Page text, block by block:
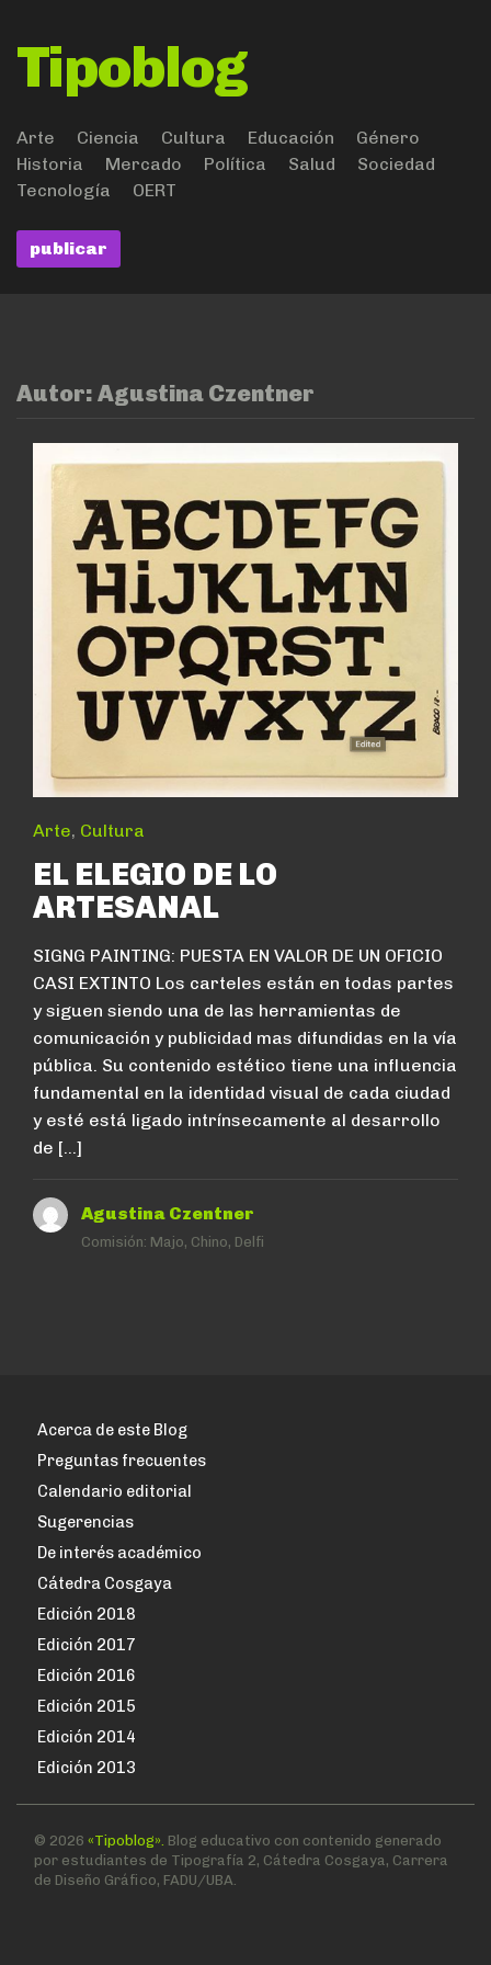
Tipoblog
Arte Ciencia Cultura Educación
Género
Historia
Mercado Política Salud
Sociedad
Tecnología
OERT
publicar
Autor: Agustina Czentner
Arte, Cultura
EL ELEGIO DE LO
ARTESANAL
SIGNG PAINTING: PUESTA EN VALOR DE UN OFICIO
CASI EXTINTO Los carteles están en todas partes
y siguen siendo una de las herramientas de
comunicación y publicidad mas difundidas en la vía
pública. Su contenido estético tiene una influencia
fundamental en la identidad visual de cada ciudad
y esté está ligado intrínsecamente al desarrollo
de […]
Agustina Czentner
Comisión: Majo, Chino, Delfi
Acerca de este Blog
Preguntas frecuentes
Calendario editorial
Sugerencias
De interés académico
Cátedra Cosgaya
Edición 2018
Edición 2017
Edición 2016
Edición 2015
Edición 2014
Edición 2013
© 2026 «Tipoblog». Blog educativo con contenido generado
por estudiantes de Tipografía 2, Cátedra Cosgaya, Carrera
de Diseño Gráfico, FADU/UBA.